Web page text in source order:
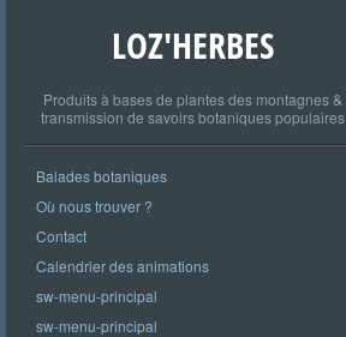
LOZ'HERBES
Produits à bases de plantes des montagnes &
transmission de savoirs botaniques populaires
Balades botaniques
Où nous trouver ?
Contact
Calendrier des animations
sw-menu-principal
sw-menu-principal